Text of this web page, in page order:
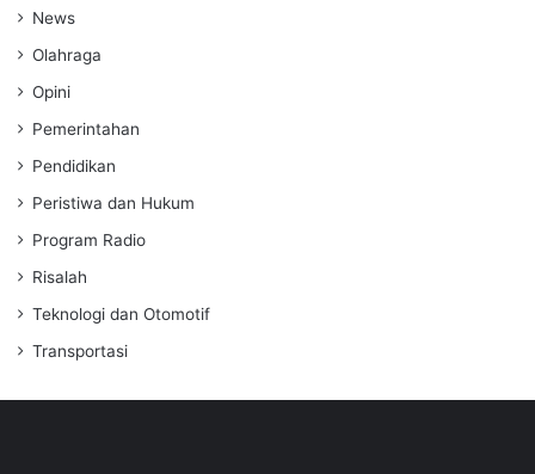
News
Olahraga
Opini
Pemerintahan
Pendidikan
Peristiwa dan Hukum
Program Radio
Risalah
Teknologi dan Otomotif
Transportasi